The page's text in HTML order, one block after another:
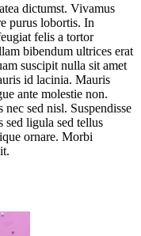
dictumst. Vivamus
purus lobortis. In
felis a tortor
bibendum ultrices erat
suscipit nulla sit amet
id lacinia. Mauris
ante molestie non.
sed nisl. Suspendisse
sed ligula sed tellus
ornare. Morbi